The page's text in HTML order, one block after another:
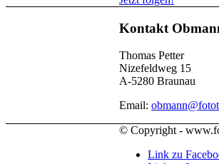
Kontakt
Thomas Petter
Nizefeldweg 15
A-5280 Braunau
Email:
© Copyright -
Link zu